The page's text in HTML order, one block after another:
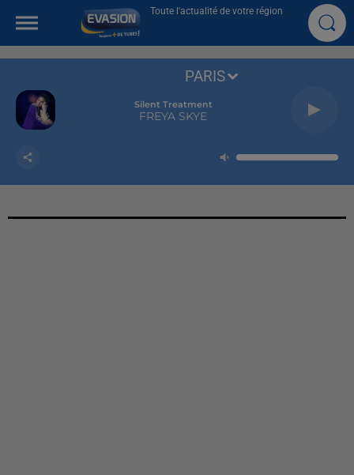
Toute l'actualité de votre région
Silent Treatment
FREYA SKYE
PARIS